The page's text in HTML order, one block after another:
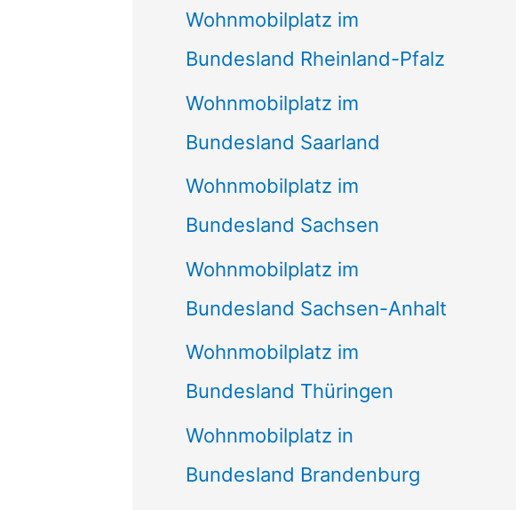
Wohnmobilplatz im
Bundesland Rheinland-Pfalz
Wohnmobilplatz im
Bundesland Saarland
Wohnmobilplatz im
Bundesland Sachsen
Wohnmobilplatz im
Bundesland Sachsen-Anhalt
Wohnmobilplatz im
Bundesland Thüringen
Wohnmobilplatz in
Bundesland Brandenburg